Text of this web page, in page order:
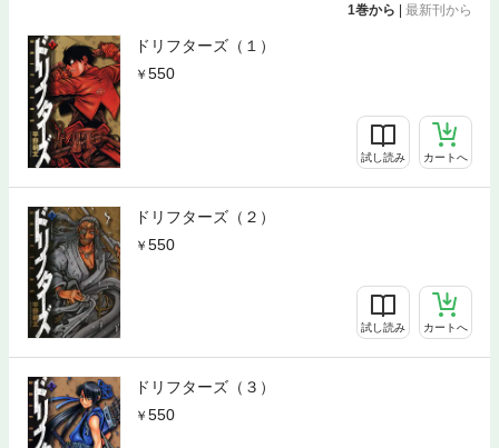
1巻から 最新刊から
ドリフターズ（１）
550
試し読み カートへ
ドリフターズ（２）
550
試し読み カートへ
ドリフターズ（３）
550